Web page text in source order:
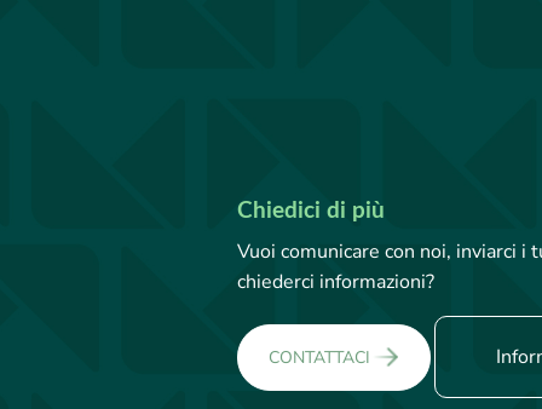
Chiedici di più
Vuoi comunicare con noi, inviarci
chiederci informazioni?
CONTATTACI